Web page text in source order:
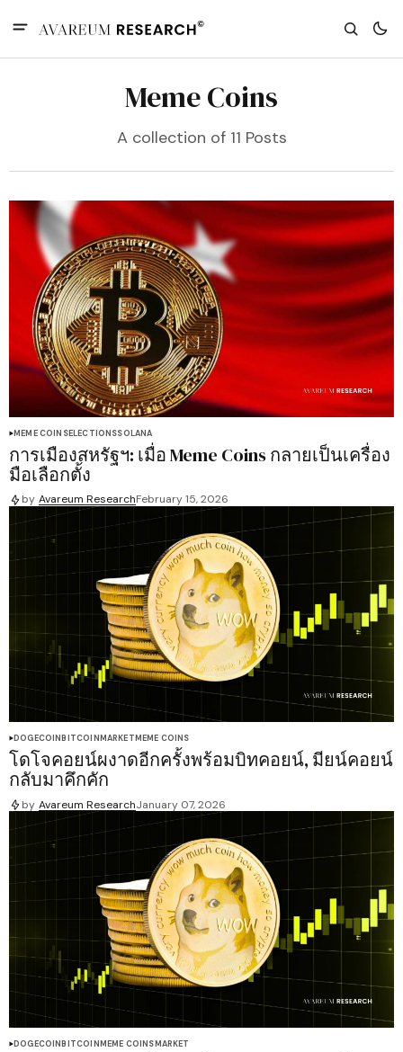
Meme Coins
A collection of 11 Posts
MEME COINSELECTIONSSOLANA
การเมืองสหรัฐฯ: เมื่อ Meme Coins กลายเป็นเครื่อง
มือเลือกตั้ง
by Avareum ResearchFebruary 15, 2026
DOGECOINBITCOINMARKETMEME COINS
โดโจคอยน์ผงาดอีกครั้งพร้อมบิทคอยน์, มียน์คอยน์
กลับมาคึกคัก
by Avareum ResearchJanuary 07, 2026
DOGECOIN BITCOIN MEME COINS MARKET